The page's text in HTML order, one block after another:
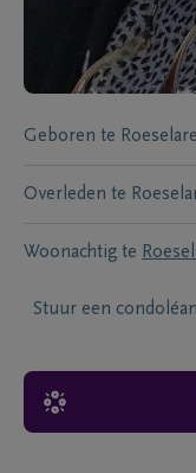
Geboren te Roeselare
Overleden te
Woonachtig te
Stuur een